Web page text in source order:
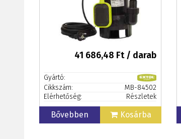
41 686,48 Ft / darab
Gyártó:
Cikkszám:
MB-84502
Elérhetőség:
Részletek
Bővebben Kosárba